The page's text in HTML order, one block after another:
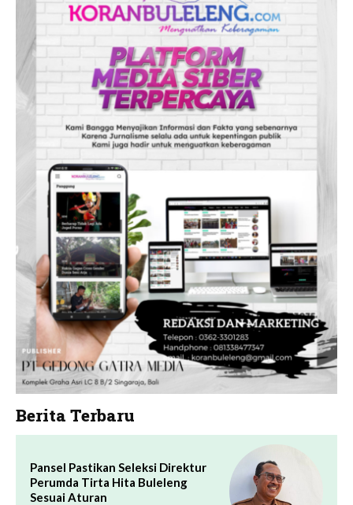
Berita Terbaru
Pansel Pastikan Seleksi Direktur
Perumda Tirta Hita Buleleng
Sesuai Aturan